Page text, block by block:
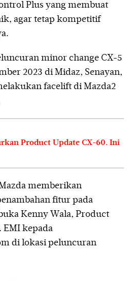
Plus yang membuat
agar tetap kompetitif
minor change CX-5
2023 di Midaz, Senayan,
facelift di Mazda2
Product Update CX-60. Ini
memberikan
fitur pada
Kenny Wala, Product
EMI kepada
di lokasi peluncuran